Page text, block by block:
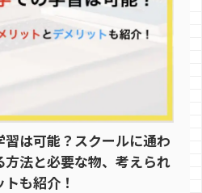
は可能？スクールに通わ
法と必要な物、考えられ
も紹介！